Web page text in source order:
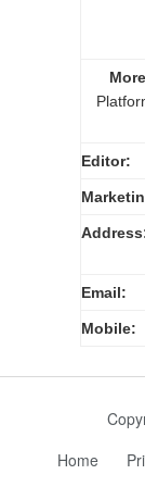
Editor:
Email:
Mobile:
Home